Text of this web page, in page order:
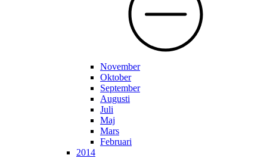
November
Oktober
September
Augusti
Juli
Maj
Mars
Februari
2014